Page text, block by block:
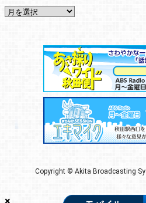
Copyright © Akita Broadcasting